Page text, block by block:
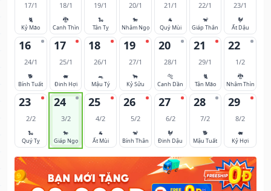
17/1
🐈
Kỷ Mão
18/1
🐉
Canh Thìn
19/1
🐍
Tân Tỵ
20/1
🐎
Nhâm Ngọ
21/1
🐐
Quý Mùi
22/1
🐒
Giáp Thân
23/1
🐓
Ất Dậu
16
24/1
🐕
Bính Tuất
17
25/1
🐖
Đinh Hợi
18
26/1
🐀
Mậu Tý
19
27/1
🐂
Kỷ Sửu
20
28/1
🐅
Canh Dần
21
29/1
🐈
Tân Mão
22
1/2
🐉
Nhâm Thìn
23
2/2
🐍
Quý Tỵ
24
3/2
🐎
Giáp Ngọ
25
4/2
🐐
Ất Mùi
26
5/2
🐒
Bính Thân
27
6/2
🐓
Đinh Dậu
28
7/2
🐕
Mậu Tuất
29
8/2
🐖
Kỷ Hợi